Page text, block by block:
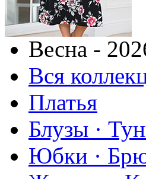
Весна -
Вся
Платья
Блузы ·
Юбки ·